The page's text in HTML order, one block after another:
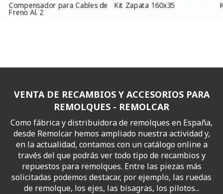
Compensador para Cables de
Freno Al. 2
Kit Zapata 160x35
VENTA DE RECAMBIOS Y ACCESORIOS PARA
REMOLQUES - REMOLCAR
Como fábrica y distribuidora de remolques en España,
desde Remolcar hemos ampliado nuestra actividad y,
en la actualidad, contamos con un catálogo online a
través del que podrás ver todo tipo de recambios y
repuestos para remolques. Entre las piezas más
solicitadas podemos destacar, por ejemplo, las ruedas
de remolque, los ejes, las bisagras, los pilotos...